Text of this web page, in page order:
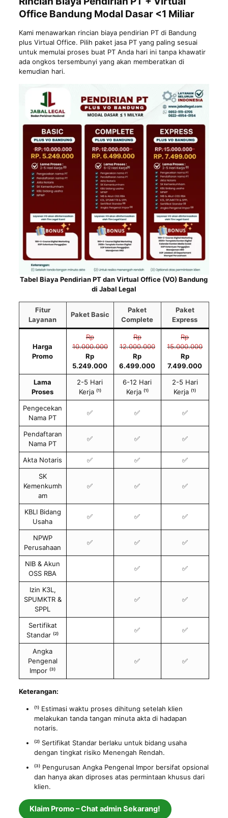
Office Bandung Modal Dasar <1 Miliar
Kami menawarkan rincian biaya pendirian PT di Bandung
plus Virtual Office. Pilih paket jasa PT yang paling sesuai
untuk memulai proses buat PT Anda hari ini tanpa khawatir
ada ongkos tersembunyi yang akan memberatkan di
kemudian hari.
Tabel Biaya Pendirian PT dan Virtual Office (VO) Bandung
di Jabal Legal
Fitur
Layanan
Paket Basic
Paket
Complete
Paket
Express
Harga
Promo
Rp
10.000.000
Rp
5.249.000
Rp
12.000.000
Rp
6.499.000
Rp
15.000.000
Rp
7.499.000
Lama
Proses
2-5 Hari
Kerja ⁽¹⁾
6-12 Hari
Kerja ⁽¹⁾
2-5 Hari
Kerja ⁽¹⁾
Pengecekan
Nama PT
✅ ✅ ✅
Pendaftaran
Nama PT
✅ ✅ ✅
Akta Notaris ✅ ✅
✅
SK
Kemenkumh
am
✅ ✅ ✅
KBLI Bidang
Usaha
✅ ✅ ✅
NPWP
Perusahaan
✅ ✅ ✅
NIB & Akun
OSS RBA
✅ ✅
Izin K3L,
SPUMKTR &
SPPL
✅ ✅
Sertifikat
Standar ⁽²⁾
✅ ✅
Angka
Pengenal
Impor ⁽³⁾
✅ ✅
Keterangan:
⁽¹⁾ Estimasi waktu proses dihitung setelah klien
melakukan tanda tangan minuta akta di hadapan
notaris.
⁽²⁾ Sertifikat Standar berlaku untuk bidang usaha
dengan tingkat risiko Menengah Rendah.
⁽³⁾ Pengurusan Angka Pengenal Impor bersifat opsional
dan hanya akan diproses atas permintaan khusus dari
klien.
Klaim Promo – Chat admin Sekarang!